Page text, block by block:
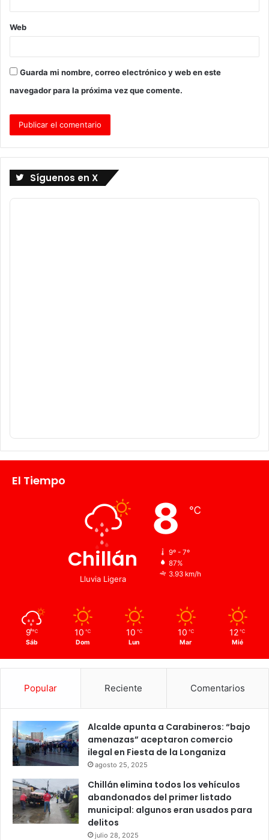
Web
Guarda mi nombre, correo electrónico y web en este
navegador para la próxima vez que comente.
Síguenos en X
El Tiempo
Chillán
Lluvia Ligera
8 ℃
9º - 7º
87%
3.93 km/h
9 ℃
Sáb
10 ℃
Dom
10 ℃
Lun
10 ℃
Mar
12 ℃
Mié
Popular Reciente Comentarios
Alcalde apunta a Carabineros: “bajo
amenazas” aceptaron comercio
ilegal en Fiesta de la Longaniza
agosto 25, 2025
Chillán elimina todos los vehículos
abandonados del primer listado
municipal: algunos eran usados para
delitos
julio 28, 2025